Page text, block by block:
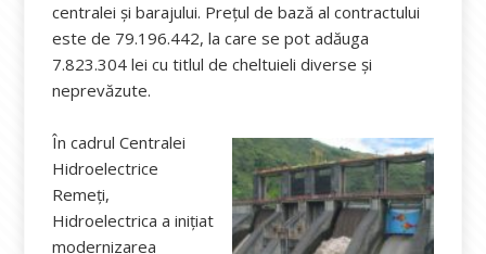
centralei și barajului. Prețul de bază al contractului
este de 79.196.442, la care se pot adăuga
7.823.304 lei cu titlul de cheltuieli diverse și
neprevăzute.
În cadrul Centralei
Hidroelectrice
Remeți,
Hidroelectrica a inițiat
modernizarea